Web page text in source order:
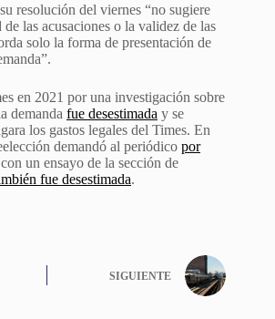
resolución del viernes “no sugiere
las acusaciones o la validez de las
solo la forma de presentación de
en 2021 por una investigación sobre
demanda fue desestimada y se
los gastos legales del Times. En
demandó al periódico por
un ensayo de la sección de
fue desestimada.
SIGUIENTE